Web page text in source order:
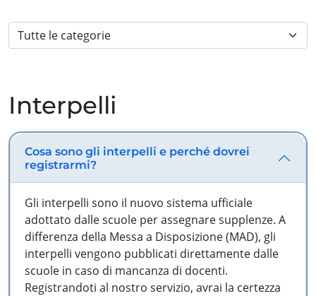
Interpelli
Cosa sono gli interpelli e perché dovrei
registrarmi?
Gli interpelli sono il nuovo sistema ufficiale
adottato dalle scuole per assegnare supplenze. A
differenza della Messa a Disposizione (MAD), gli
interpelli vengono pubblicati direttamente dalle
scuole in caso di mancanza di docenti.
Registrandoti al nostro servizio, avrai la certezza